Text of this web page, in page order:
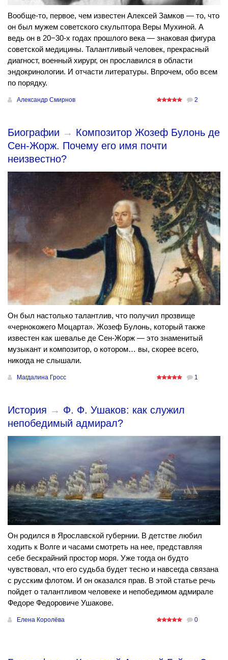
Вообще-то, первое, чем известен Алексей Замков — то, что
он был мужем советского скульптора Веры Мухиной. А
ведь он в 20−30-х годах прошлого века — знаковая фигура
советской медицины. Талантливый человек, прекрасный
диагност, военный хирург, он прославился в области
эндокринологии. И отчасти литературы. Впрочем, обо всем
по порядку.
Александр Смирнов 2
Биографии → Композитор Жозеф Булонь де
Сен-Жорж. Почему его имя почти
неизвестно?
Он был настолько талантлив, что получил прозвище
«чернокожего Моцарта». Жозеф Булонь, который также
известен как шевалье де Сен-Жорж — это знаменитый
музыкант и композитор, о котором… вы, скорее всего,
никогда не слышали.
Магдалина Гросс 1
История → Ф. Ф. Ушаков: как служил
непобедимый адмирал?
Он родился в Ярославской губернии. В детстве любил
ходить к Волге и часами смотреть на нее, представляя
себе бескрайний простор моря. Уже тогда он будто
чувствовал, что его судьба будет тесно и навсегда связана
с русским флотом. И он оказался прав. В этой статье речь
пойдет о талантливом человеке и непобедимом адмирале
Федоре Федоровиче Ушакове.
Елена Королёва 0